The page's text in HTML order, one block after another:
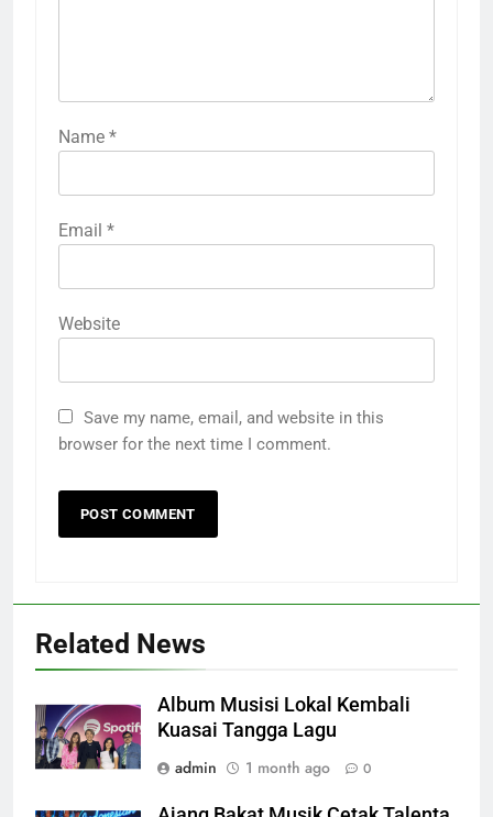
Name *
Email *
Website
Save my name, email, and website in this
browser for the next time I comment.
Related News
Album Musisi Lokal Kembali
Kuasai Tangga Lagu
admin
1 month ago 0